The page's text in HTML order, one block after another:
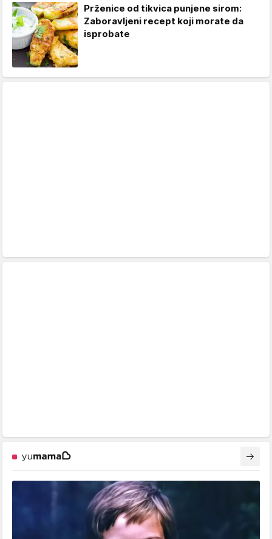
Prženice od tikvica punjene sirom:
Zaboravljeni recept koji morate da
isprobate